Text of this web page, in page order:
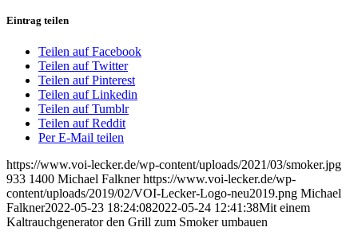
Eintrag teilen
Teilen auf Facebook
Teilen auf Twitter
Teilen auf Pinterest
Teilen auf Linkedin
Teilen auf Tumblr
Teilen auf Reddit
Per E-Mail teilen
https://www.voi-lecker.de/wp-content/uploads/2021/03/smoker.jpg
933 1400 Michael Falkner https://www.voi-lecker.de/wp-
content/uploads/2019/02/VOI-Lecker-Logo-neu2019.png Michael
Falkner2022-05-23 18:24:082022-05-24 12:41:38Mit einem
Kaltrauchgenerator den Grill zum Smoker umbauen